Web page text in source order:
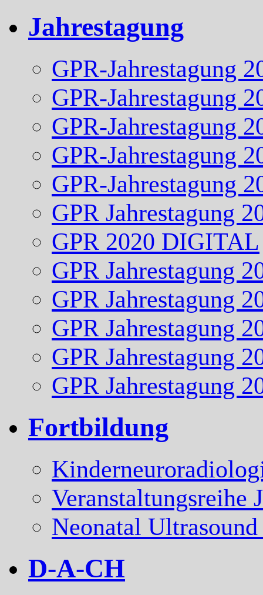
Jahrestagung
GPR-Jahrestagung
GPR-Jahrestagung
GPR-Jahrestagung
GPR-Jahrestagung
GPR-Jahrestagung
GPR Jahrestagung
GPR 2020 DIGITAL
GPR Jahrestagung
GPR Jahrestagung
GPR Jahrestagung
GPR Jahrestagung
GPR Jahrestagung
Fortbildung
Veranstaltungsreihe
Neonatal Ultrasound
D-A-CH